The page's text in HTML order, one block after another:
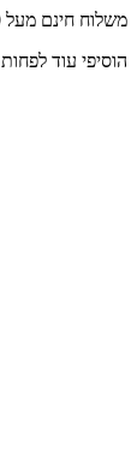
דלג
משלוח חינם מעל 300 ש"ח
הוסיפי עוד לפחות